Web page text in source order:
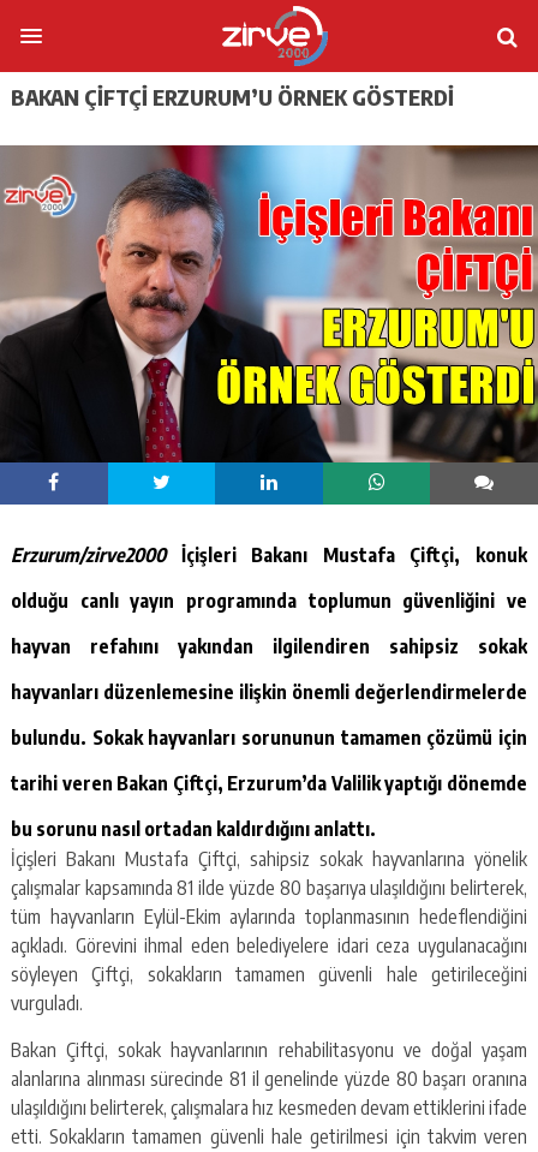
BAKAN ÇİFTÇİ ERZURUM’U ÖRNEK GÖSTERDİ
Erzurum/zirve2000İçişleri Bakanı Mustafa Çiftçi, konuk
olduğu canlı yayın programında toplumun güvenliğini ve
hayvan refahını yakından ilgilendiren sahipsiz sokak
hayvanları düzenlemesine ilişkin önemli değerlendirmelerde
bulundu. Sokak hayvanları sorununun tamamen çözümü için
tarihi veren Bakan Çiftçi, Erzurum’da Valilik yaptığı dönemde
bu sorunu nasıl ortadan kaldırdığını anlattı.
İçişleri Bakanı Mustafa Çiftçi, sahipsiz sokak hayvanlarına yönelik
çalışmalar kapsamında 81 ilde yüzde 80 başarıya ulaşıldığını belirterek,
tüm hayvanların Eylül-Ekim aylarında toplanmasının hedeflendiğini
açıkladı. Görevini ihmal eden belediyelere idari ceza uygulanacağını
söyleyen Çiftçi, sokakların tamamen güvenli hale getirileceğini
vurguladı.
Bakan Çiftçi, sokak hayvanlarının rehabilitasyonu ve doğal yaşam
alanlarına alınması sürecinde 81 il genelinde yüzde 80 başarı oranına
ulaşıldığını belirterek, çalışmalara hız kesmeden devam ettiklerini ifade
etti. Sokakların tamamen güvenli hale getirilmesi için takvim veren